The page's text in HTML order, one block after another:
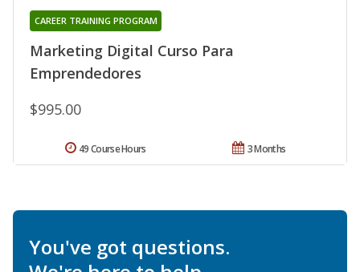
Marketing Digital Curso Para
Emprendedores
CAREER TRAINING PROGRAM
$995.00
3 Months
49 Course Hours
You've got questions.